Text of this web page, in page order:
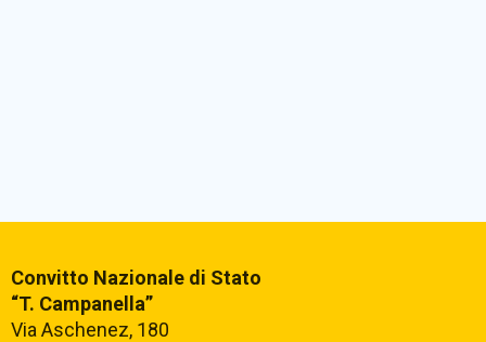
Convitto Nazionale di Stato
“T. Campanella”
Via Aschenez, 180